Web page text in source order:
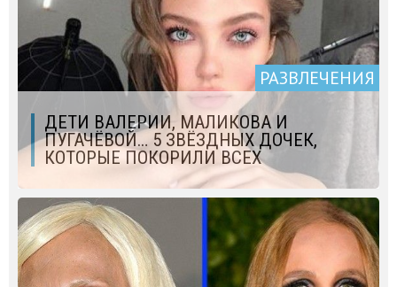
РАЗВЛЕЧЕНИЯ
ДЕТИ ВАЛЕРИИ, МАЛИКОВА И
ПУГАЧЁВОЙ… 5 ЗВЁЗДНЫХ ДОЧЕК,
КОТОРЫЕ ПОКОРИЛИ ВСЕХ